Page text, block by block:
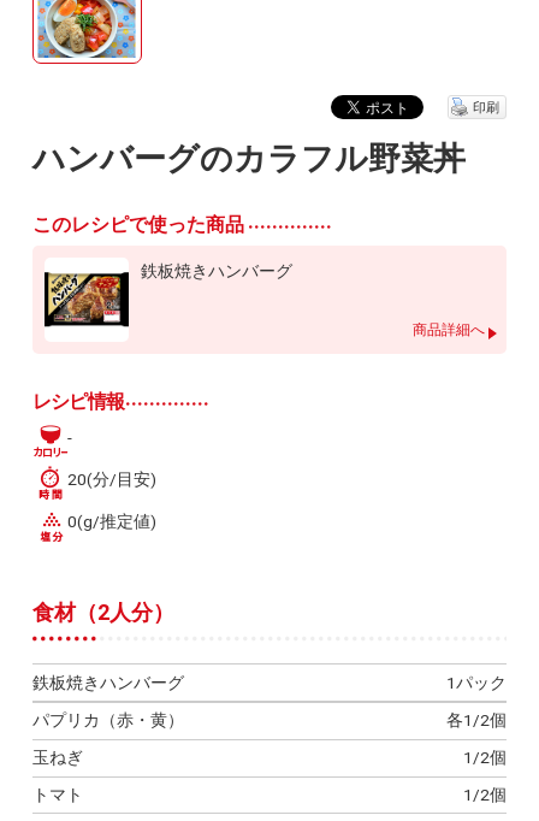
ハンバーグのカラフル野菜丼
印刷
このレシピで使った商品
鉄板焼きハンバーグ
商品詳細へ
レシピ情報
-
20(分/目安)
0(g/推定値)
食材（2人分）
鉄板焼きハンバーグ
1パック
パプリカ（赤・黄）
各1/2個
玉ねぎ
1/2個
トマト
1/2個